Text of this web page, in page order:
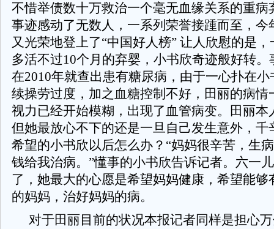
不惜举债数十万救治一个毫无血缘关系的重病
事迹感动了无数人，一系列荣誉接踵而至，今
又光荣地登上了“中国好人榜” 让人欣慰的是
多活不过10个月的弃婴，小书欣奇迹般好转。
在2010年就查出患有糖尿病，由于一心扑在
续操劳过度，加之血糖控制不好，田丽的病情
视力已经开始模糊，出现了血管病变。田丽本
但她最放心不下的还是一旦自己发生意外，千
希望的小书欣以后怎么办？“妈妈很辛苦，生
钱给我治病。”懂事的小书欣告诉记者。六一
了，她最大的心愿是希望妈妈健康，希望能够
的妈妈，治好妈妈的病。
对于田丽目前的状况本报记者同样是担心